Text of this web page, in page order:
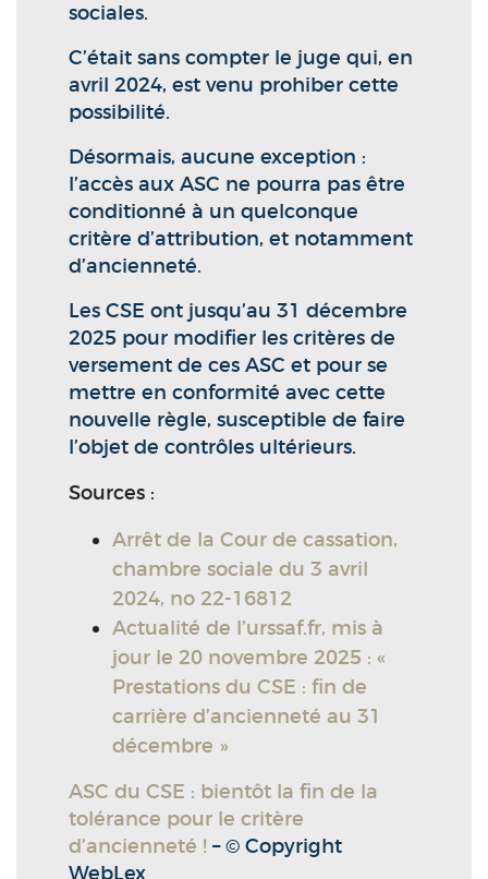
sociales.
C’était sans compter le juge qui, en
avril 2024, est venu prohiber cette
possibilité.
Désormais, aucune exception :
l’accès aux ASC ne pourra pas être
conditionné à un quelconque
critère d’attribution, et notamment
d’ancienneté.
Les CSE ont jusqu’au 31 décembre
2025 pour modifier les critères de
versement de ces ASC et pour se
mettre en conformité avec cette
nouvelle règle, susceptible de faire
l’objet de contrôles ultérieurs.
Sources :
Arrêt de la Cour de cassation,
chambre sociale du 3 avril
2024, no 22-16812
Actualité de l’urssaf.fr, mis à
jour le 20 novembre 2025 : «
Prestations du CSE : fin de
carrière d’ancienneté au 31
décembre »
ASC du CSE : bientôt la fin de la
tolérance pour le critère
d’ancienneté ! – © Copyright
WebLex